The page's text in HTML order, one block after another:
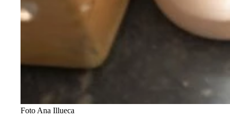
Foto Ana Illueca